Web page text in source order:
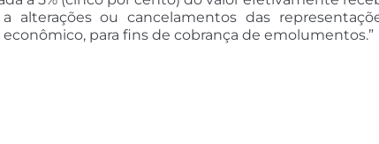
alterações ou cancelamentos das
para fins de cobrança de emolumentos.”